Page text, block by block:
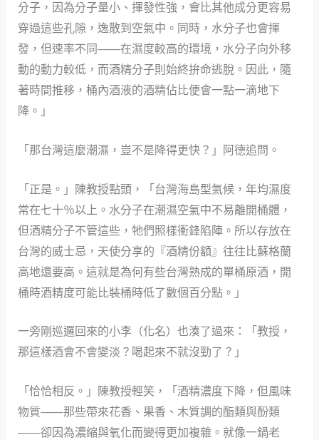
分子，因為分子量小、揮發性強，會比其他成分更容易
穿過這些孔隙，逸散到空氣中。同時，水分子也會揮
發，但速率不同——在濕度較高的環境，水分子向外移
動的動力較低，而酒精分子則始終拚命逃脫。因此，隨
著時間推移，桶內酒液的酒精佔比便會一點一滴地下
降。」
「那台灣這麼潮濕，豈不是降得更快？」阿德追問。
「正是。」陳教授點頭，「台灣海島型氣候，年均濕度
常在七十％以上。水分子在潮濕空氣中不易離開桶體，
但酒精分子不管這些，牠們照樣衝鋒陷陣。所以存放在
台灣的威士忌，天使分享的『酒精份額』往往比蘇格蘭
高地還要高。這就是為何有些台灣熟成的單桶原酒，開
桶時酒精度可能比裝桶時低了數個百分點。」
一旁剛巡邏回來的小李（化名）也湊了過來：「教授，
那這樣酒會不會變淡？喝起來不就沒勁了？」
「恰恰相反。」陳教授輕笑，「酒精濃度下降，但風味
物質——那些帶來花香、果香、木質調的酯類與酚類
——卻因為濃縮與氧化而變得更加複雜。就像一鍋老